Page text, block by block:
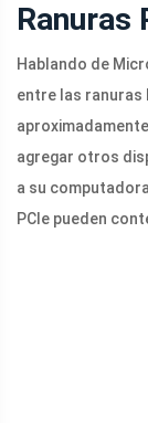
Ranuras
Hablando de
entre las ranuras
agregar otros
a su
PCIe pueden